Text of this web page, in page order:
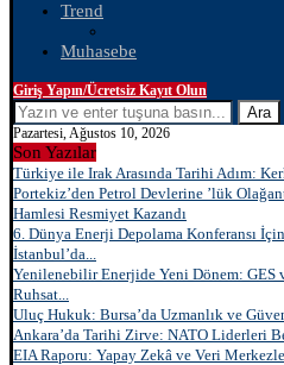
Trend
Muhasebe
Giriş Yapın/Ücretsiz Kayıt Olun
Ara
Pazartesi, Ağustos 10, 2026
Son Yazılar
Türkiye ile Irak Arasında Tarihi Adım:
Portekiz’den Petrol Devlerine ’lük
Hamlesi Resmiyet Kazandı
6. Dünya Enerji Depolama Konferansı
İstanbul’da...
Yenilenebilir Enerjide Yeni Dönem: GES
Ruhsat...
Uluç Hukuk: Bursa’da Uzmanlık ve
Ankara’da Tarihi Zirve: NATO Liderleri
EIA Raporu: Yapay Zekâ ve Veri